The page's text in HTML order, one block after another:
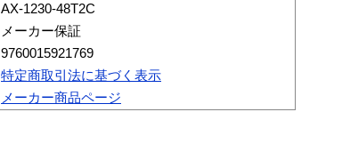
AX-1230-48T2C
メーカー保証
9760015921769
特定商取引法に基づく表示
メーカー商品ページ